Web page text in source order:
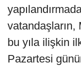
vatandaşların,
bu yıla ilişkin
Pazartesi